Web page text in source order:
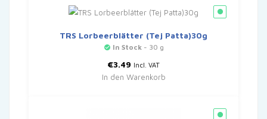
TRS Lorbeerblätter (Tej Patta)30g
In Stock- 30 g
€3.49 Incl. VAT
In den Warenkorb